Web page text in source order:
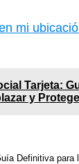
mi
Tarjeta:
y
Definitiva para